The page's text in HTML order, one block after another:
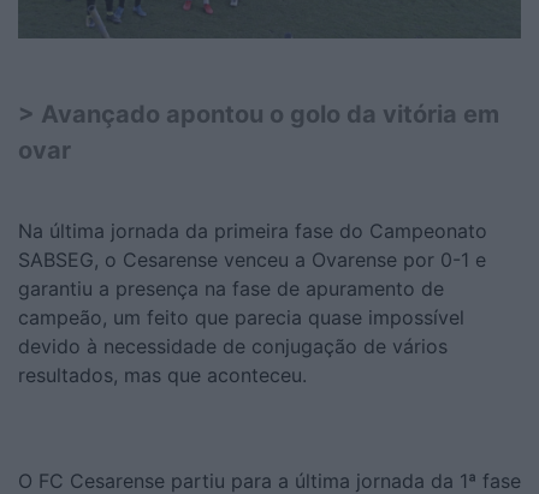
> Avançado apontou o golo da vitória em
ovar
Na última jornada da primeira fase do Campeonato
SABSEG, o Cesarense venceu a Ovarense por 0-1 e
garantiu a presença na fase de apuramento de
campeão, um feito que parecia quase impossível
devido à necessidade de conjugação de vários
resultados, mas que aconteceu.
O FC Cesarense partiu para a última jornada da 1ª fase